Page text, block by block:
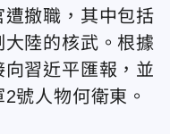
撤職，其中包括
陸的核武。根據
習近平匯報，並
號人物何衛東。